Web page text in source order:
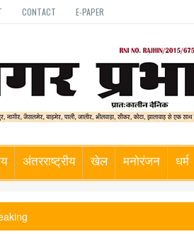
CONTACT E-PAPER
अंतरराष्ट्रीय खेल मनोरंजन धर्म